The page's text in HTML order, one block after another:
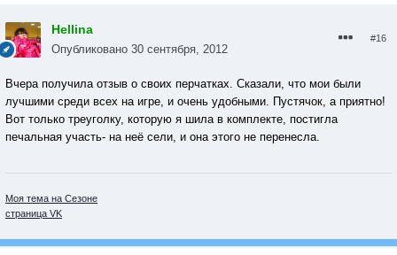
Hellina
Опубликовано 30 сентября, 2012
#16
Вчера получила отзыв о своих перчатках. Сказали, что мои были
лучшими среди всех на игре, и очень удобными. Пустячок, а приятно!
Вот только треуголку, которую я шила в комплекте, постигла
печальная участь- на неё сели, и она этого не перенесла.
Моя тема на Сезоне
страница VK